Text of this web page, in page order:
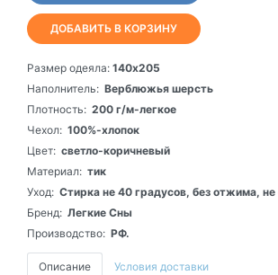
ДОБАВИТЬ В КОРЗИНУ
Размер одеяла: 140х205
Наполнитель: Верблюжья шерсть
Плотность: 200 г/м-легкое
Чехол: 100%-хлопок
Цвет: светло-коричневый
Материал: тик
Уход: Стирка не 40 градусов, без отжима, не
Бренд: Легкие Сны
Производство: РФ.
Описание Условия доставки